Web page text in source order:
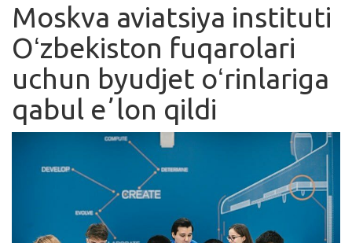
Ishlar
Kurslar
Blog
Yana
Moskva aviatsiya instituti
Oʻzbekiston fuqarolari
uchun byudjet oʻrinlariga
qabul eʼlon qildi